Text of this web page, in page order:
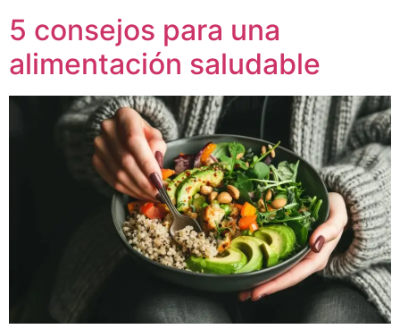
5 consejos para una
alimentación saludable